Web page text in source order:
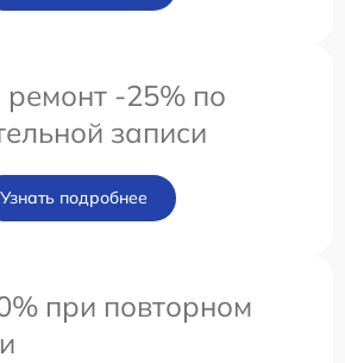
-25% по
записи
Узнать подробнее
при повторном